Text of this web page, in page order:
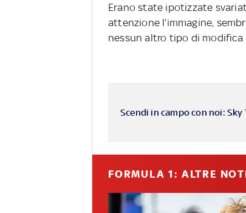
Erano state ipotizzate
attenzione l’immagine,
nessun altro tipo di modifica
Scendi in campo con noi: Sky
FORMULA 1: ALTRE